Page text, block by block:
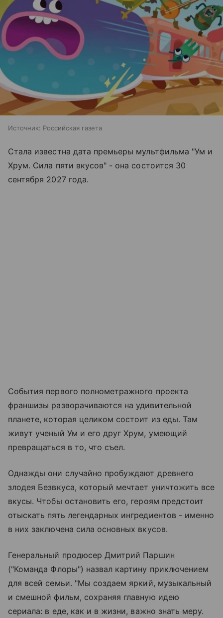
Источник: Российская газета
Стала известна дата премьеры мультфильма "Ум и
Хрум. Сила пяти вкусов" - она состоится 30
сентября 2027 года.
События первого полнометражного проекта
франшизы разворачиваются на удивительной
планете, которая целиком состоит из еды. Там
живут ученый Ум и его друг Хрум, умеющий
превращаться в то, что съел.
Однажды они случайно пробуждают древнего
злодея Безвкуса, который мечтает уничтожить все
вкусы. Чтобы остановить его, героям предстоит
отыскать пять легендарных ингредиентов - именно
в них заключена сила основных вкусов.
Генеральный продюсер Дмитрий Паршин
("Команда Флоры") назвал картину приключением
для всей семьи. "Мы создаем яркий, музыкальный
и смешной фильм, сохраняя главную идею
сериала: в еде, как и в жизни, важно знать меру.